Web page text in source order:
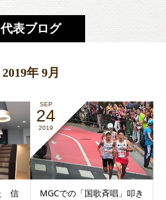
代表ブログ
2019年 9月
信
SEP
24
2019
MGCでの「国歌斉唱」叩き